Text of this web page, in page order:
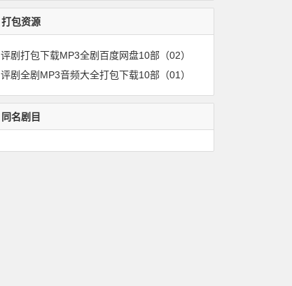
打包资源
评剧打包下载MP3全剧百度网盘10部（02）
评剧全剧MP3音频大全打包下载10部（01）
同名剧目